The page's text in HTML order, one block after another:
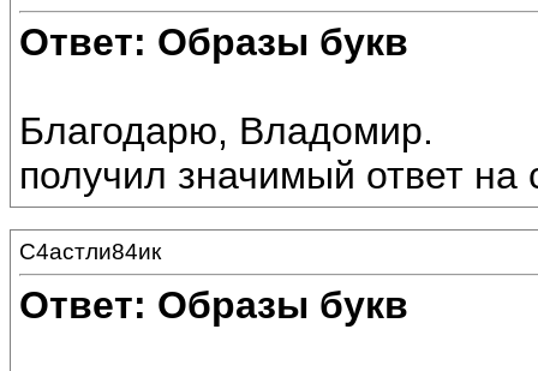
Ответ: Образы букв
Благодарю, Владомир.
получил значимый ответ на
С4астли84ик
Ответ: Образы букв